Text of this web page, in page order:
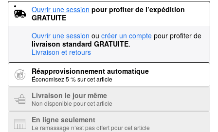
Ouvrir une session pour profiter de l’expédition
GRATUITE
Ouvrir une session ou créer un compte pour profiter de
livraison standard GRATUITE.
Livraison et retours
Réapprovisionnement automatique
Économisez 5 % sur cet article
Livraison le jour même
Non disponible pour cet article
En ligne seulement
Le ramassage n’est pas offert pour cet article